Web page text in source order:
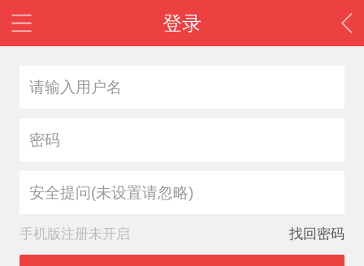
登录
安全提问(未设置请忽略)
手机版注册未开启 找回密码